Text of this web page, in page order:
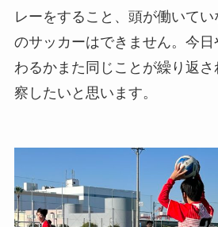
レーをすること、頭が働いて
のサッカーはできません。今
わるかまた同じことが繰り返
察したいと思います。